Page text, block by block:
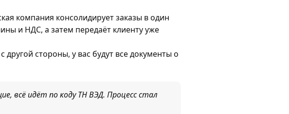
компания консолидирует заказы в один
и НДС, а затем передаёт клиенту уже
стороны, у вас будут все документы о
всё идёт по коду ТН ВЭД. Процесс стал